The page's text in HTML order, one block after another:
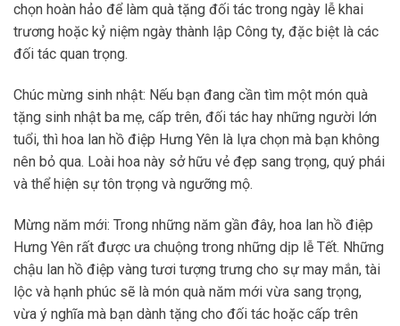
chọn hoàn hảo để làm quà tặng đối tác trong ngày lễ khai
trương hoặc kỷ niệm ngày thành lập Công ty, đặc biệt là các
đối tác quan trọng.
Chúc mừng sinh nhật: Nếu bạn đang cần tìm một món quà
tặng sinh nhật ba mẹ, cấp trên, đối tác hay những người lớn
tuổi, thì hoa lan hồ điệp Hưng Yên là lựa chọn mà bạn không
nên bỏ qua. Loài hoa này sở hữu vẻ đẹp sang trọng, quý phái
và thể hiện sự tôn trọng và ngưỡng mộ.
Mừng năm mới: Trong những năm gần đây, hoa lan hồ điệp
Hưng Yên rất được ưa chuộng trong những dịp lễ Tết. Những
chậu lan hồ điệp vàng tươi tượng trưng cho sự may mắn, tài
lộc và hạnh phúc sẽ là món quà năm mới vừa sang trọng,
vừa ý nghĩa mà bạn dành tặng cho đối tác hoặc cấp trên